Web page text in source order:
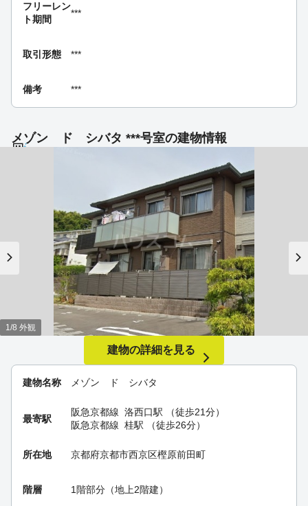
フリーレン
ト期間
***
取引形態 ***
備考 ***
メゾン ド シバタ ***号室の建物情報
建物名称 メゾン ド シバタ
最寄駅
阪急京都線 洛西口駅 （徒歩21分）
阪急京都線 桂駅 （徒歩26分）
所在地 京都府京都市西京区樫原前田町
階層 1階部分（地上2階建）
1/8 外観
建物の詳細を見る